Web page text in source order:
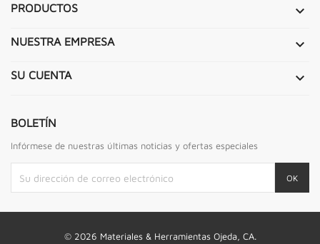
PRODUCTOS 
NUESTRA EMPRESA 
SU CUENTA 
BOLETÍN
Infórmese de nuestras últimas noticias y ofertas especiales
© 2026 Materiales & Herramientas Ojeda, CA.